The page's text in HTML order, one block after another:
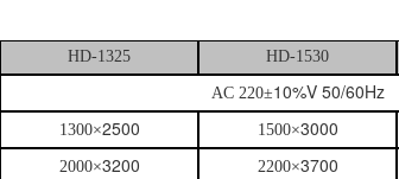
HD-1325 HD-1530
AC 220±10%V 50/60Hz
1300×2500 1500×3000
2000×3200 2200×3700